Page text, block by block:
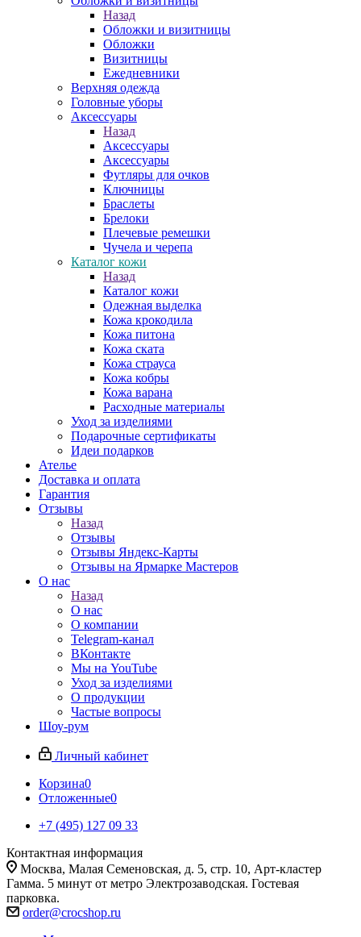
Назад
Обложки и визитницы
Обложки
Визитницы
Ежедневники
Верхняя одежда
Головные уборы
Аксессуары
Назад
Аксессуары
Аксессуары
Футляры для очков
Ключницы
Браслеты
Брелоки
Плечевые ремешки
Чучела и черепа
Каталог кожи
Назад
Каталог кожи
Одежная выделка
Кожа крокодила
Кожа питона
Кожа ската
Кожа страуса
Кожа кобры
Кожа варана
Расходные материалы
Уход за изделиями
Подарочные сертификаты
Идеи подарков
Ателье
Доставка и оплата
Гарантия
Отзывы
Назад
Отзывы
Отзывы Яндекс-Карты
Отзывы на Ярмарке Мастеров
О нас
Назад
О нас
О компании
Telegram-канал
ВКонтакте
Мы на YouTube
Уход за изделиями
О продукции
Частые вопросы
Шоу-рум
Личный кабинет
Корзина0
Отложенные0
+7 (495) 127 09 33
Контактная информация
Москва, Малая Семеновская, д. 5, стр. 10, Арт-кластер
Гамма. 5 минут от метро Электрозаводская. Гостевая
парковка.
order@crocshop.ru